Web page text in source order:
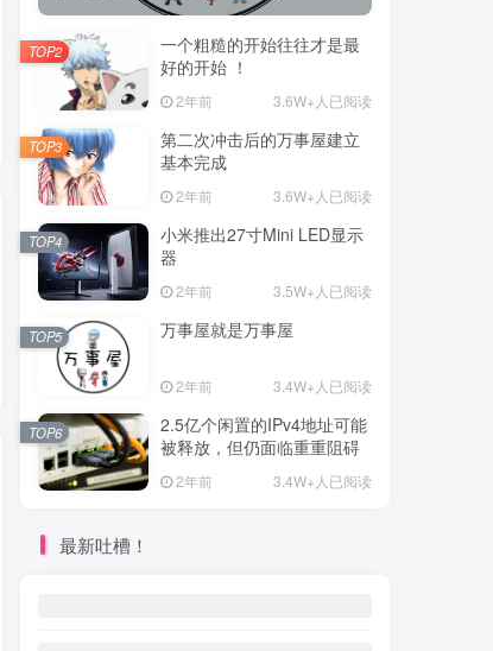
一个粗糙的开始往往才是最
好的开始 ！
2年前 3.6W+人已阅读
TOP2
第二次冲击后的万事屋建立
基本完成
2年前 3.6W+人已阅读
TOP3
小米推出27寸Mini LED显示
器
2年前 3.5W+人已阅读
TOP4
万事屋就是万事屋
2年前 3.4W+人已阅读
TOP5
2.5亿个闲置的IPv4地址可能
被释放，但仍面临重重阻碍
2年前 3.4W+人已阅读
TOP6
最新吐槽！